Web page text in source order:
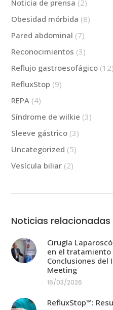
Noticia de prensa (2)
Obesidad mórbida (8)
Pared abdominal (7)
Reconocimientos (3)
Reflujo gastroesofágico (12)
RefluxStop (9)
REPA (4)
Síndrome de wilkie (3)
Sleeve gástrico (3)
Uncategorized (5)
Vesícula biliar (2)
Noticias relacionadas
Cirugía
en el tratamiento
Conclusiones del
Meeting
16/03/2026
RefluxStop™: